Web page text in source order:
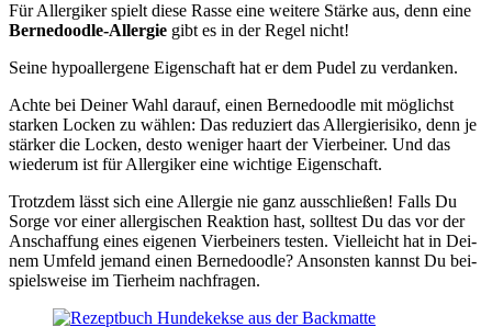
Für All­er­gi­ker spielt die­se Ras­se eine wei­te­re Stär­ke aus, denn eine
Ber­ne­dood­le-All­er­gie gibt es in der Regel nicht!
Sei­ne hypo­all­er­ge­ne Eigen­schaft hat er dem Pudel zu ver­dan­ken.
Ach­te bei Dei­ner Wahl dar­auf, einen Ber­ne­dood­le mit mög­lichst
star­ken Locken zu wäh­len: Das redu­ziert das All­er­gie­ri­si­ko, denn je
stär­ker die Locken, des­to weni­ger haart der Vier­bei­ner. Und das
wie­der­um ist für All­er­gi­ker eine wich­ti­ge Eigen­schaft.
Trotz­dem lässt sich eine All­er­gie nie ganz aus­schlie­ßen! Falls Du
Sor­ge vor einer all­er­gi­schen Reak­ti­on hast, soll­test Du das vor der
Anschaf­fung eines eige­nen Vier­bei­ners tes­ten. Viel­leicht hat in Dei­
nem Umfeld jemand einen Ber­ne­dood­le? Ansons­ten kannst Du bei­
spiels­wei­se im Tier­heim nach­fra­gen.